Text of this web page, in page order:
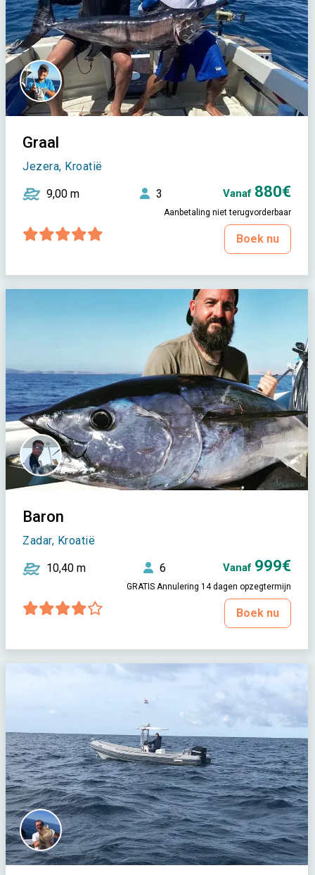
Graal
Jezera, Kroatië
9,00 m 3 Vanaf 880€
Aanbetaling niet terugvorderbaar
Boek nu
Baron
Zadar, Kroatië
10,40 m 6 Vanaf 999€
GRATIS Annulering 14 dagen opzegtermijn
Boek nu